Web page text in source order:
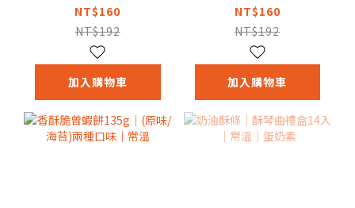
NT$160
NT$192
加入購物車
NT$160
NT$192
加入購物車